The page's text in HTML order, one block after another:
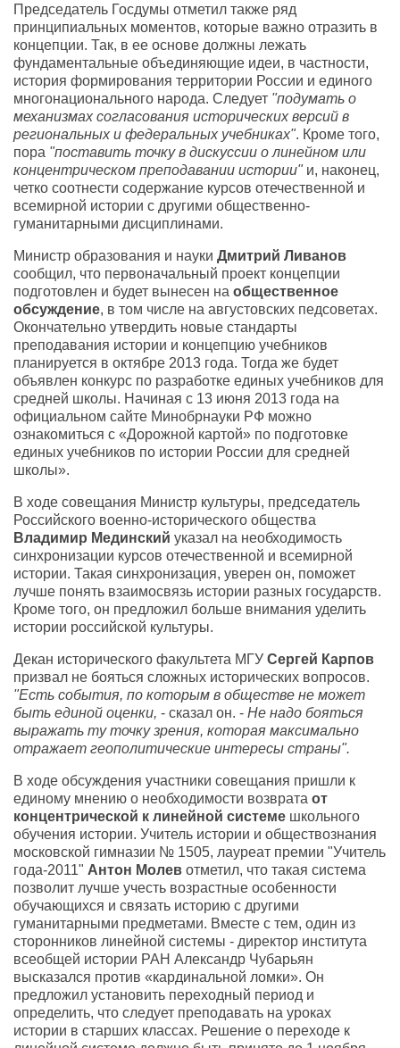
Председатель Госдумы отметил также ряд
принципиальных моментов, которые важно отразить в
концепции. Так, в ее основе должны лежать
фундаментальные объединяющие идеи, в частности,
история формирования территории России и единого
многонационального народа. Следует "подумать о
механизмах согласования исторических версий в
региональных и федеральных учебниках". Кроме того,
пора "поставить точку в дискуссии о линейном или
концентрическом преподавании истории"и, наконец,
четко соотнести содержание курсов отечественной и
всемирной истории с другими общественно-
гуманитарными дисциплинами.
Министр образования и науки Дмитрий Ливанов
сообщил, что первоначальный проект концепции
подготовлен и будет вынесен на общественное
обсуждение, в том числе на августовских педсоветах.
Окончательно утвердить новые стандарты
преподавания истории и концепцию учебников
планируется в октябре 2013 года. Тогда же будет
объявлен конкурс по разработке единых учебников для
средней школы. Начиная с 13 июня 2013 года на
официальном сайте Минобрнауки РФ можно
ознакомиться с «Дорожной картой» по подготовке
единых учебников по истории России для средней
школы».
В ходе совещания Министр культуры, председатель
Российского военно-исторического общества
Владимир Мединский указал на необходимость
синхронизации курсов отечественной и всемирной
истории. Такая синхронизация, уверен он, поможет
лучше понять взаимосвязь истории разных государств.
Кроме того, он предложил больше внимания уделить
истории российской культуры.
Декан исторического факультета МГУ Сергей Карпов
призвал не бояться сложных исторических вопросов.
"Есть события, по которым в обществе не может
быть единой оценки, - сказал он. - Не надо бояться
выражать ту точку зрения, которая максимально
отражает геополитические интересы страны".
В ходе обсуждения участники совещания пришли к
единому мнению о необходимости возврата от
концентрической к линейной системе школьного
обучения истории. Учитель истории и обществознания
московской гимназии № 1505, лауреат премии "Учитель
года-2011" Антон Молев отметил, что такая система
позволит лучше учесть возрастные особенности
обучающихся и связать историю с другими
гуманитарными предметами. Вместе с тем, один из
сторонников линейной системы - директор института
всеобщей истории РАН Александр Чубарьян
высказался против «кардинальной ломки». Он
предложил установить переходный период и
определить, что следует преподавать на уроках
истории в старших классах. Решение о переходе к